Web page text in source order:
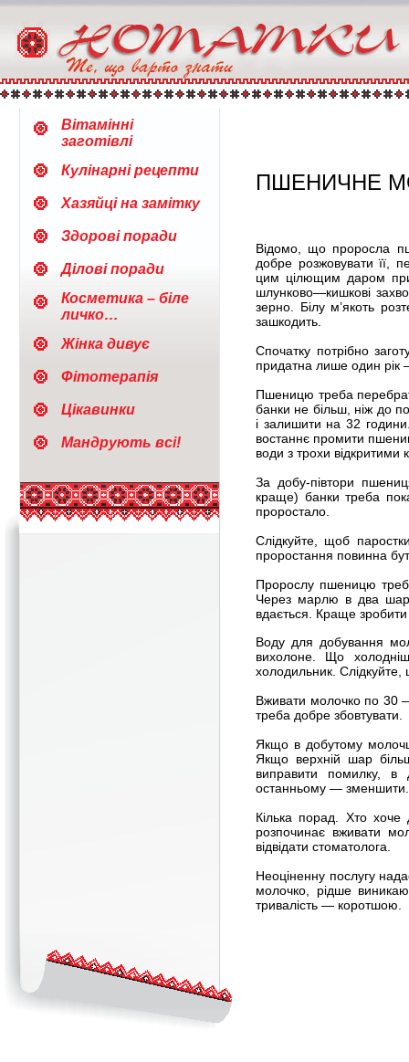
Вітамінні
заготівлі
Кулінарні рецепти
Хазяйці на замітку
Здорові поради
Ділові поради
Косметика – біле
личко…
Жінка дивує
Фітотерапія
Цікавинки
Мандрують всі!
ПШЕНИЧНЕ
Відомо, що проросла
добре розжовувати її,
цим цілющим даром
шлунково—кишкові
зерно. Білу м’якоть
зашкодить.
Спочатку потрібно
придатна лише один рік
Пшеницю треба
банки не більш, ніж до
і залишити на 32
востаннє промити
води з трохи відкритими
За добу-півтори
краще) банки треба
проростало.
Слідкуйте, щоб
проростання повинна
Пророслу пшеницю
Через марлю в два
вдається. Краще зробити
Воду для добування
вихолоне. Що
холодильник.
Вживати молочко по 30
треба добре збовтувати.
Якщо в добутому
Якщо верхній шар
виправити помилку,
останньому — зменшити.
Кілька порад. Хто хоче
розпочинає вживати
відвідати стоматолога.
Неоціненну послугу
молочко, рідше
тривалість — коротшою.